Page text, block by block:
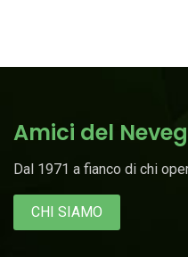
Amici del
Dal 1971 a fianco di chi
CHI SIAMO